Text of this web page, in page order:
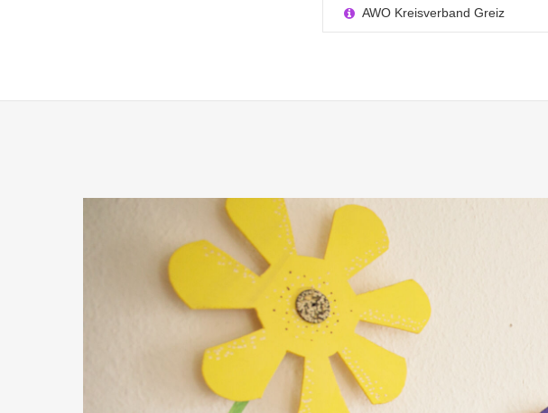
AWO Kreisverband Greiz